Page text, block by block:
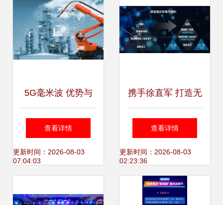
章
5G毫米波 优势与
挑战并存，高通以
创新技术破解难题
查看详情
更新时间：2026-08-03
07:04:03
携手徐直军 打造无
所不及的智能，盈
造互联新生态
查看详情
更新时间：2026-08-03
02:23:36